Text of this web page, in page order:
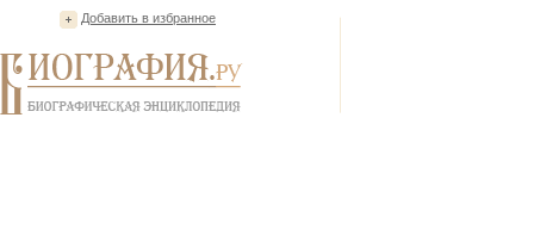
Добавить в избранное